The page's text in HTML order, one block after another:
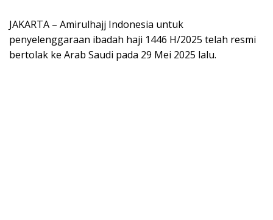
JAKARTA – Amirulhajj Indonesia untuk
penyelenggaraan ibadah haji 1446 H/2025 telah resmi
bertolak ke Arab Saudi pada 29 Mei 2025 lalu.